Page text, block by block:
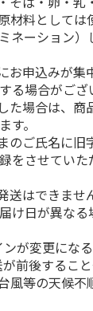
材料として
ネーション
申込みが集
る場合がござ
た場合は、商
。
のご氏名に旧
をさせてい
送はできませ
け日が異なる
が変更になる
前後するこ
風等の天候不